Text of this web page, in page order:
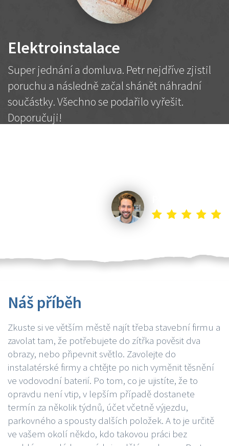
Elektroinstalace
Super jednání a domluva. Petr nejdříve zjistil
poruchu a následně začal shánět náhradní
součástky. Všechno se podařilo vyřešit.
Doporučuji!
Náš příběh
Zkuste si ve větším městě najít třeba stavební firmu a
zavolat tam, že potřebujete do zítřka pověsit dva
obrazy, nebo připevnit světlo. Zavolejte do
instalatérské firmy a chtějte po nich vyměnit těsnění
ve vodovodní baterií. Po tom, co je ujistíte, že to
opravdu není vtip, v lepším případě dostanete
termín za několik týdnů, účet včetně výjezdu,
parkovného a spousty dalších položek. A to je určitě
ve vašem okolí někdo, kdo takovou práci bez